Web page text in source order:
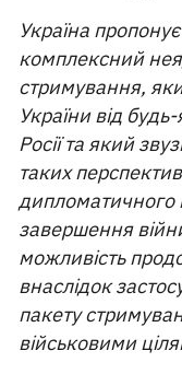
Україна
комплексний
стримування,
України від
Росії та який
таких
дипломатичного
завершення
можливість
внаслідок
пакету
військовими